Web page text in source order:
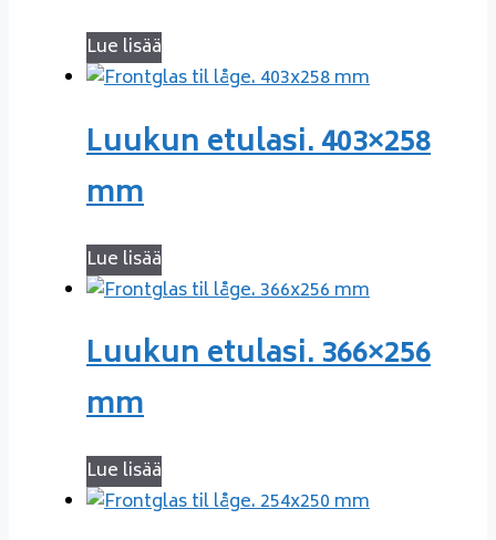
Lue lisää
Luukun etulasi. 403×258
mm
Lue lisää
Luukun etulasi. 366×256
mm
Lue lisää